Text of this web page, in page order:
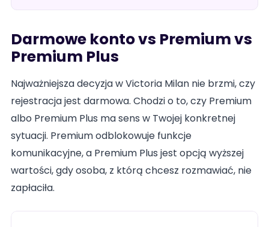
Darmowe konto vs Premium vs
Premium Plus
Najważniejsza decyzja w Victoria Milan nie brzmi, czy
rejestracja jest darmowa. Chodzi o to, czy Premium
albo Premium Plus ma sens w Twojej konkretnej
sytuacji. Premium odblokowuje funkcje
komunikacyjne, a Premium Plus jest opcją wyższej
wartości, gdy osoba, z którą chcesz rozmawiać, nie
zapłaciła.